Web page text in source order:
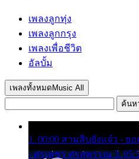
เพลงลูกทุ่ง
เพลงลูกกรุง
เพลงเพื่อชีวิต
อัลบั้ม
เพลงทั้งหมด Music All
ค้นห
1. 00:00 สามสิบยังแจ๋ว - ย
- ศรเพชร ศรสุพรรณ 3.